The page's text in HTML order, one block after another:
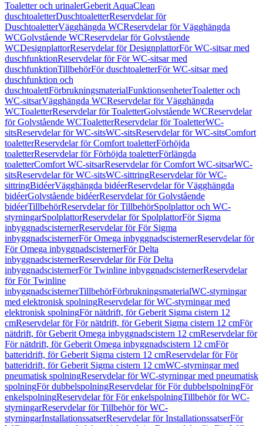
Toaletter och urinalerGeberit AquaClean
duschtoaletterDuschtoaletterReservdelar för
DuschtoaletterVägghängda WCReservdelar för Vägghängda
WCGolvstående WCReservdelar för Golvstående
WCDesignplattorReservdelar för DesignplattorFör WC-sitsar med
duschfunktionReservdelar för För WC-sitsar med
duschfunktionTillbehörFör duschtoaletterFör WC-sitsar med
duschfunktion och
duschtoalettFörbrukningsmaterialFunktionsenheterToaletter och
WC-sitsarVägghängda WCReservdelar för Vägghängda
WCToaletterReservdelar för ToaletterGolvstående WCReservdelar
för Golvstående WCToaletterReservdelar för ToaletterWC-
sitsReservdelar för WC-sitsWC-sitsReservdelar för WC-sitsComfort
toaletterReservdelar för Comfort toaletterFörhöjda
toaletterReservdelar för Förhöjda toaletterFörlängda
toaletterComfort WC-sitsarReservdelar för Comfort WC-sitsarWC-
sitsReservdelar för WC-sitsWC-sittringReservdelar för WC-
sittringBidéerVägghängda bidéerReservdelar för Vägghängda
bidéerGolvstående bidéerReservdelar för Golvstående
bidéerTillbehörReservdelar för TillbehörSpolplattor och WC-
styrningarSpolplattorReservdelar för SpolplattorFör Sigma
inbyggnadscisternerReservdelar för För Sigma
inbyggnadscisternerFör Omega inbyggnadscisternerReservdelar för
För Omega inbyggnadscisternerFör Delta
inbyggnadscisternerReservdelar för För Delta
inbyggnadscisternerFör Twinline inbyggnadscisternerReservdelar
för För Twinline
inbyggnadscisternerTillbehörFörbrukningsmaterialWC-styrningar
med elektronisk spolningReservdelar för WC-styrningar med
elektronisk spolningFör nätdrift, för Geberit Sigma cistern 12
cmReservdelar för För nätdrift, för Geberit Sigma cistern 12 cmFör
nätdrift, för Geberit Omega inbyggnadscistern 12 cmReservdelar för
För nätdrift, för Geberit Omega inbyggnadscistern 12 cmFör
batteridrift, för Geberit Sigma cistern 12 cmReservdelar för För
batteridrift, för Geberit Sigma cistern 12 cmWC-styrningar med
pneumatisk spolningReservdelar för WC-styrningar med pneumatisk
spolningFör dubbelspolningReservdelar för För dubbelspolningFör
enkelspolningReservdelar för För enkelspolningTillbehör för WC-
styrningarReservdelar för Tillbehör för WC-
styrningarInstallationssatserReservdelar för InstallationssatserFör